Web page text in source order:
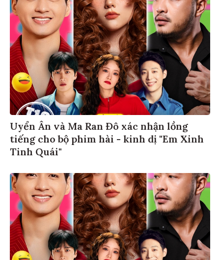
Uyển Ân và Ma Ran Đô xác nhận lồng
tiếng cho bộ phim hài - kinh dị "Em Xinh
Tinh Quái"